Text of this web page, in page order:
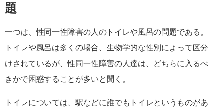
題
一つは、性同一性障害の人のトイレや風呂の問題である。
トイレや風呂は多くの場合、生物学的な性別によって区分
けされているが、性同一性障害の人達は、どちらに入るべ
きかで困惑することが多いと聞く。
トイレについては、駅などに誰でもトイレというものがあ